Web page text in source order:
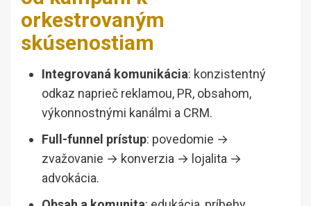
orkestrovaným
skúsenostiam
Integrovaná komunikácia: konzistentný
odkaz naprieč reklamou, PR, obsahom,
výkonnostnými kanálmi a CRM.
Full-funnel prístup: povedomie →
zvažovanie → konverzia → lojalita →
advokácia.